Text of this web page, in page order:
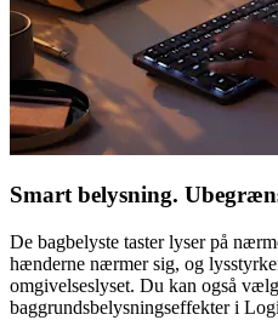
Smart belysning.
De bagbelyste taster lyser på
hænderne nærmer sig, og
omgivelseslyset. Du kan også
baggrundsbelysningseffekter i